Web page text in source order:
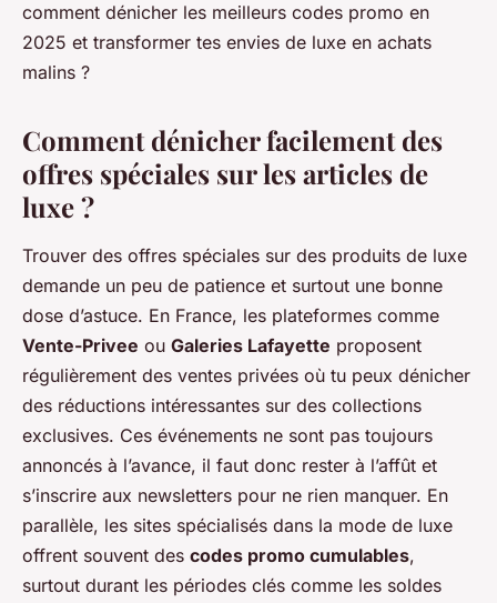
comment dénicher les meilleurs codes promo en
2025 et transformer tes envies de luxe en achats
malins ?
Comment dénicher facilement des
offres spéciales sur les articles de
luxe ?
Trouver des offres spéciales sur des produits de luxe
demande un peu de patience et surtout une bonne
dose d’astuce. En France, les plateformes comme
Vente-Privee ou Galeries Lafayette proposent
régulièrement des ventes privées où tu peux dénicher
des réductions intéressantes sur des collections
exclusives. Ces événements ne sont pas toujours
annoncés à l’avance, il faut donc rester à l’affût et
s’inscrire aux newsletters pour ne rien manquer. En
parallèle, les sites spécialisés dans la mode de luxe
offrent souvent des codes promo cumulables,
surtout durant les périodes clés comme les soldes